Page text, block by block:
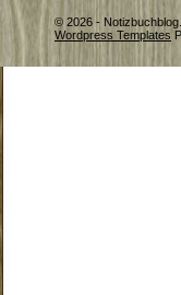
© 2026 -
Wordpress Templates